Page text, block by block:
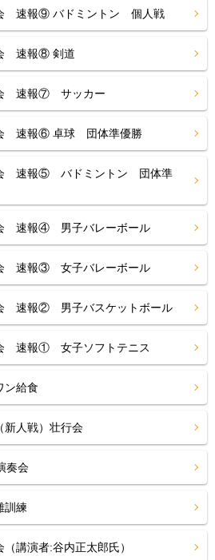
速報⑨ バドミントン 個人戦
速報⑧ 剣道
会 速報⑦ サッカー
速報⑥ 卓球 団体準優勝
会 速報⑤ バドミントン 団体準
速報④ 男子バレーボール
速報③ 女子バレーボール
速報② 男子バスケットボール
速報① 女子ソフトテニス
ン給食
新人戦）壮行会
奏会
訓練
講演者:谷内正太郎氏）